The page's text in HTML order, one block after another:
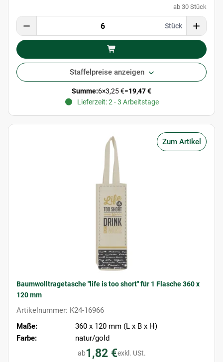
ab 30 Stück
Stück
Staffelpreise anzeigen
Summe:6×3,25 €=19,47 €
Lieferzeit: 2 - 3 Arbeitstage
Zum Artikel
Baumwolltragetasche "life is too short" für 1 Flasche 360 x
120 mm
Artikelnummer: K24-16966
Maße:
360 x 120 mm (L x B x H)
Farbe:
natur/gold
ab1,82 €exkl. USt.